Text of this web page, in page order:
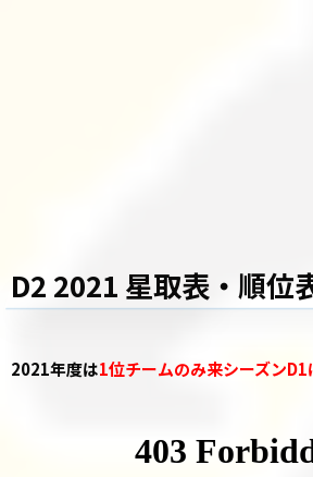
D2 2021 星取表・順位
2021年度は1位チームのみ来シーズンD1